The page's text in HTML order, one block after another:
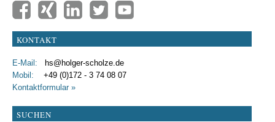
KONTAKT
E-Mail:
hs@holger-scholze.de
Mobil: +49 (0)172 - 3 74 08 07
Kontaktformular »
SUCHEN